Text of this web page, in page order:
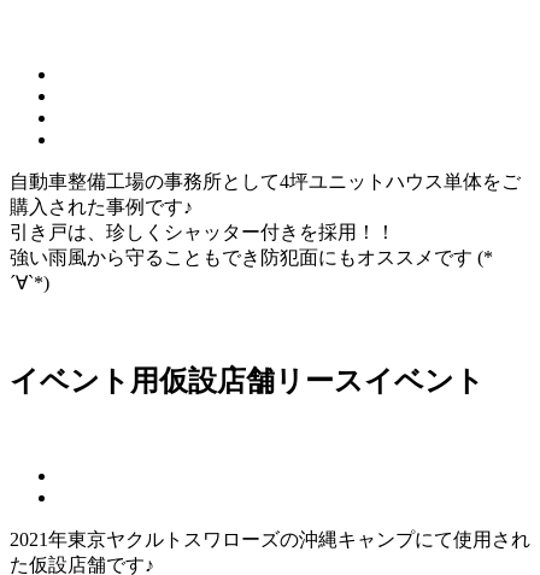
自動車整備工場の事務所として4坪ユニットハウス単体をご
購入された事例です♪
引き戸は、珍しくシャッター付きを採用！！
強い雨風から守ることもでき防犯面にもオススメです (*
´∀`*)
イベント用仮設店舗リースイベント
2021年東京ヤクルトスワローズの沖縄キャンプにて使用され
た仮設店舗です♪